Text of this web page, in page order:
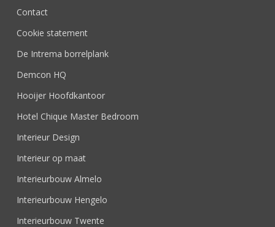
Contact
Cookie statement
De Intrema borrelplank
Demcon HQ
Hooijer Hoofdkantoor
Hotel Chique Master Bedroom
Interieur Design
Interieur op maat
Interieurbouw Almelo
Interieurbouw Hengelo
Interieurbouw Twente